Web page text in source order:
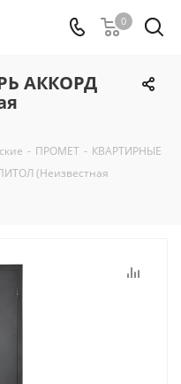
0
АККОРД
- ПРОМЕТ - КВАРТИРНЫЕ
(Неизвестная